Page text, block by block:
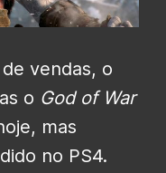
vendas, o
o God of War
mas
no PS4.